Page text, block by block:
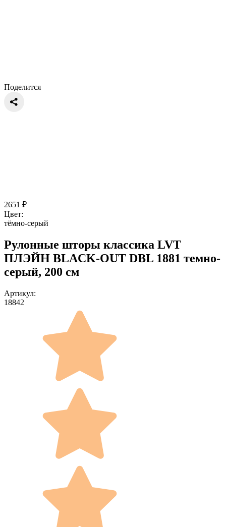
Поделится
2651 ₽
Цвет:
тёмно-серый
Рулонные шторы классика LVT
ПЛЭЙН BLACK-OUT DBL 1881 темно-
серый, 200 см
Артикул:
18842